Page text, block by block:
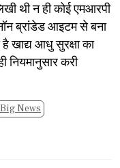
थी न ही कोई एमआरपी
ब्रांडेड आइटम से बना
खाद्य आधु सुरक्षा का
नियमानुसार करी
Big News